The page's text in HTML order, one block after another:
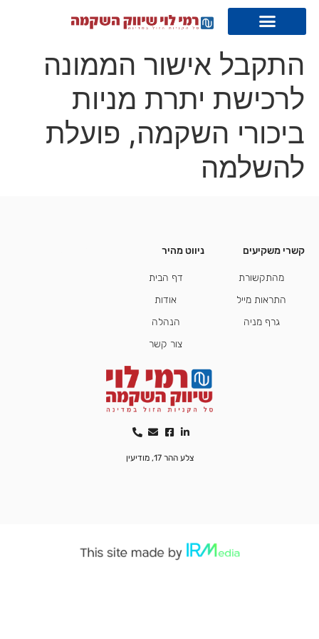
התקבל אישור הממונה
לרכישת יתרת מניות
ביכורי השקמה, פועלת
להשלמה
קשרי משקיעים
מהתקשורת
התראות מייל
גרף מניה
ניווט מהיר
דף הבית
אודות
הנהלה
צור קשר
צלע ההר 17, מודיעין